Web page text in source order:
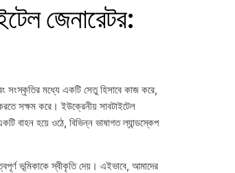
জেনারেটর:
সংস্কৃতির মধ্যে একটি সেতু হিসাবে কাজ করে,
করতে সক্ষম করে। ইউক্রেনীয় সাবটাইটেল
বাহন হয়ে ওঠে, বিভিন্ন ভাষাগত ল্যান্ডস্কেপ
ভূমিকাকে স্বীকৃতি দেয়। এইভাবে, আমাদের